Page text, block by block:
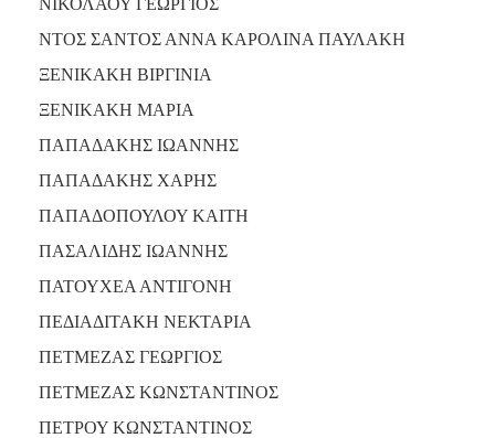
ΝΤΟΣ ΣΑΝΤΟΣ ΑΝΝΑ ΚΑΡΟΛΙΝΑ ΠΑΥΛΑΚΗ
ΞΕΝΙΚΑΚΗ ΒΙΡΓΙΝΙΑ
ΞΕΝΙΚΑΚΗ ΜΑΡΙΑ
ΠΑΠΑΔΑΚΗΣ ΙΩΑΝΝΗΣ
ΠΑΠΑΔΑΚΗΣ ΧΑΡΗΣ
ΠΑΠΑΔΟΠΟΥΛΟΥ ΚΑΙΤΗ
ΠΑΣΑΛΙΔΗΣ ΙΩΑΝΝΗΣ
ΠΑΤΟΥΧΕΑ ΑΝΤΙΓΟΝΗ
ΠΕΔΙΑΔΙΤΑΚΗ ΝΕΚΤΑΡΙΑ
ΠΕΤΜΕΖΑΣ ΓΕΩΡΓΙΟΣ
ΠΕΤΜΕΖΑΣ ΚΩΝΣΤΑΝΤΙΝΟΣ
ΠΕΤΡΟΥ ΚΩΝΣΤΑΝΤΙΝΟΣ